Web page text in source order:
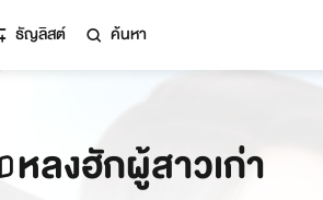
ธัญลิสต์ ค้นหา
หลงฮักผู้สาวเก่า